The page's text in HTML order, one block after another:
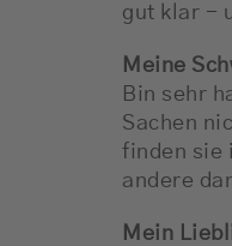
gut klar -
Meine
​Bin sehr
Sachen
finden sie
andere
Mein